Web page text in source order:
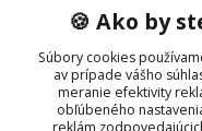
Peknekabelky.sk
+421 949747302
Po-Pia 10-16
🍪 Ako by
Súbory cookies
av prípade vášho
meranie efektivity
obľúbeného
reklám